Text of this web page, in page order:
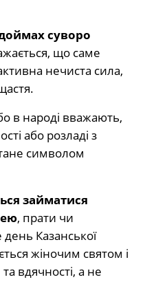
суворо
що саме
нечиста сила,
в народі вважають,
або розладі з
символом
займатися
, прати чи
Казанської
жіночим святом і
вдячності, а не